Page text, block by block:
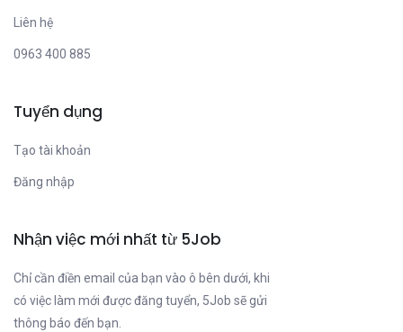
Liên hệ
0963 400 885
Tuyển dụng
Tạo tài khoản
Đăng nhập
Nhận việc mới nhất từ 5Job
Chỉ cần điền email của bạn vào ô bên dưới, khi
có việc làm mới được đăng tuyển, 5Job sẽ gửi
thông báo đến bạn.